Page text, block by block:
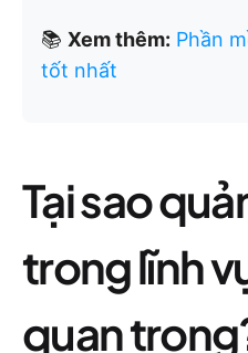
📚 Xem thêm: Phần
tốt nhất
Tại sao
trong lĩnh
quan